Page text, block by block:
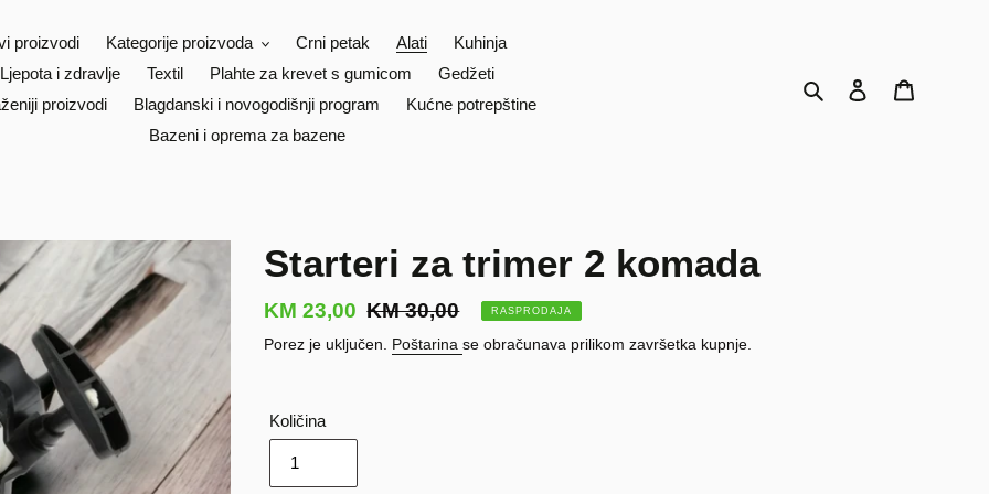
proizvodi Kategorije proizvoda Crni petak Alati
Kuhinja
Ljepota i zdravlje
Textil Plahte za krevet s gumicom
Gedžeti
proizvodi
Blagdanski i novogodišnji program
Kućne potrepštine
Bazeni i oprema za bazene
Traži Prijava
Starteri za trimer 2 komada
Prodajna
cijena
KM 23,00 Redovna
cijena
KM 30,00 RASPRODAJA
Porez je uključen. Poštarina se obračunava prilikom završetka kupnje.
Količina